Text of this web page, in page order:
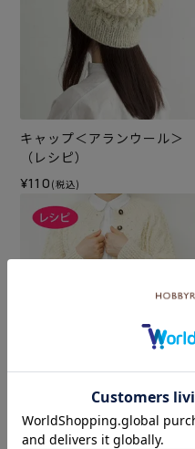
キャップ＜アランウール＞
（レシピ）
¥110 (税込)
アランカーディガン＜アラ
ンウール＞（レシピ）
¥110 (税込)